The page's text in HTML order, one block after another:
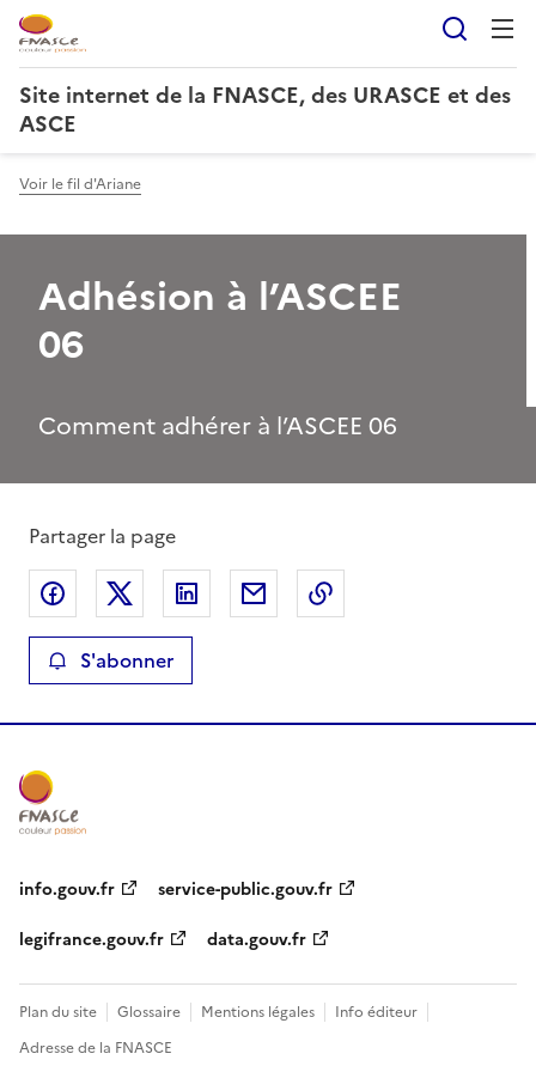
Site internet de la FNASCE, des URASCE et des
ASCE
Voir le fil d'Ariane
Adhésion à l’ASCEE
06
Comment adhérer à l’ASCEE 06
Partager la page
Partager sur Facebook
Partager sur XPartager sur LinkedIn
Partager par email
S'abonner
info.gouv.fr
service-public.gouv.fr
legifrance.gouv.fr
data.gouv.fr
Plan du site Glossaire Mentions légales
Info éditeur
Adresse de la FNASCE